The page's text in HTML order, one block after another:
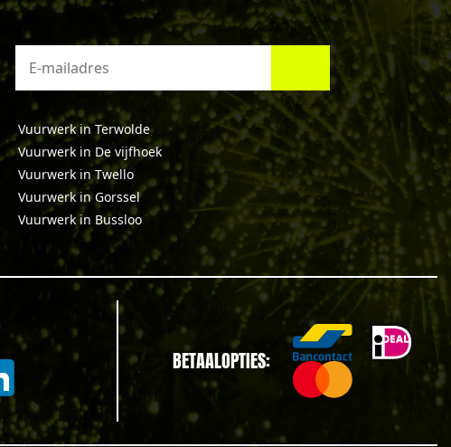
Vuurwerk in Terwolde
Vuurwerk in De vijfhoek
Vuurwerk in Twello
Vuurwerk in Gorssel
Vuurwerk in Bussloo
BETAALOPTIES: